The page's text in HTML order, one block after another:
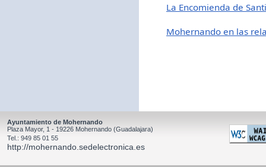
La Encomienda de
Mohernando en las
Ayuntamiento de Mohernando
Plaza Mayor, 1 - 19226 Mohernando (Guadalajara)
Tel.: 949 85 01 55
http://mohernando.sedelectronica.es